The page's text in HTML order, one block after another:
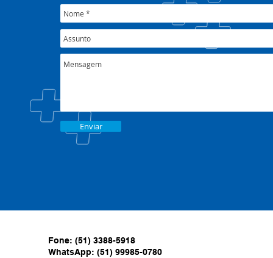
Enviar
Fone: (51) 3388-5918
WhatsApp: (51) 99985-0780